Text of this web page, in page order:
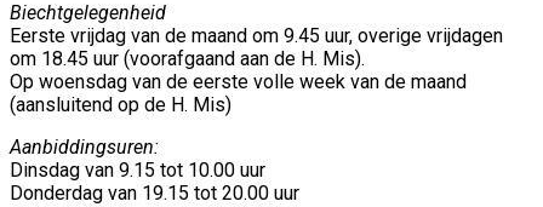
Biechtgelegenheid
Eerste vrijdag van de maand om 9.45 uur, overige vrijdagen
om 18.45 uur (voorafgaand aan de H. Mis).
Op woensdag van de eerste volle week van de maand
(aansluitend op de H. Mis)
Aanbiddingsuren:
Dinsdag van 9.15 tot 10.00 uur
Donderdag van 19.15 tot 20.00 uur